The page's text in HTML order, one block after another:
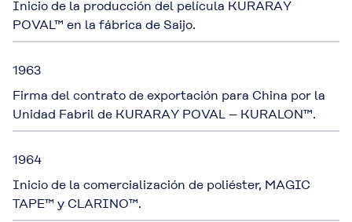
Inicio de la producción del película KURARAY
POVAL™ en la fábrica de Saijo.
1963
Firma del contrato de exportación para China por la
Unidad Fabril de KURARAY POVAL – KURALON™.
1964
Inicio de la comercialización de poliéster, MAGIC
TAPE™ y CLARINO™.